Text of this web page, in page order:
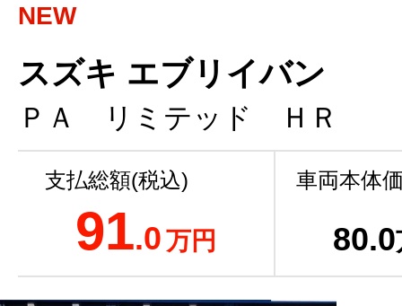
NEW
スズキ エブリイバン
ＰＡ リミテッド ＨＲ
支払総額(税込)
91.0万円
車両本体
80.0